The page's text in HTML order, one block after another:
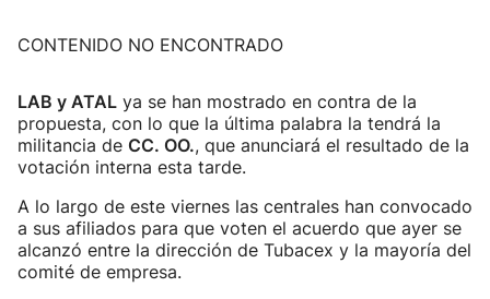
CONTENIDO NO ENCONTRADO
LAB y ATAL ya se han mostrado en contra de la
propuesta, con lo que la última palabra la tendrá la
militancia de CC. OO., que anunciará el resultado de la
votación interna esta tarde.
A lo largo de este viernes las centrales han convocado
a sus afiliados para que voten el acuerdo que ayer se
alcanzó entre la dirección de Tubacex y la mayoría del
comité de empresa.